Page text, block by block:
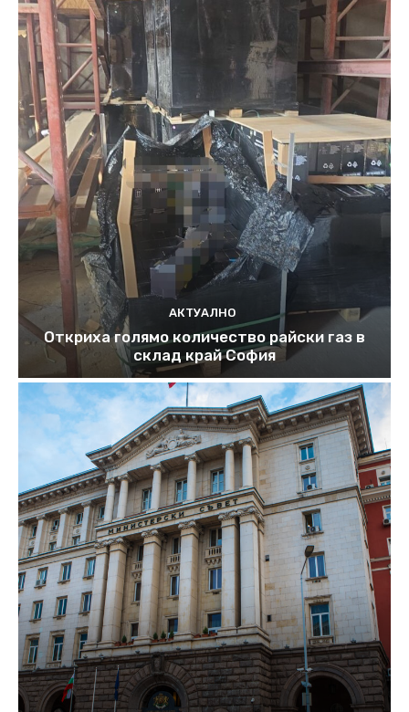
АКТУАЛНО
Откриха голямо количество райски газ в
склад край София